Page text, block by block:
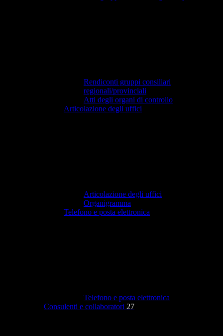
Rendiconti gruppi consiliari
regionali/provinciali
Atti degli organi di controllo
Articolazione degli uffici
Articolazione degli uffici
Organigramma
Telefono e posta elettronica
Telefono e posta elettronica
Consulenti e collaboratori 27